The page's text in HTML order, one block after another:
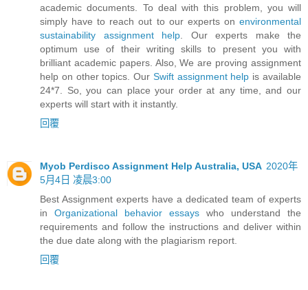
academic documents. To deal with this problem, you will
simply have to reach out to our experts on environmental
sustainability assignment help . Our experts make the
optimum use of their writing skills to present you with
brilliant academic papers. Also, We are proving assignment
help on other topics. Our Swift assignment help is available
24*7. So, you can place your order at any time, and our
experts will start with it instantly.
回覆
Myob Perdisco Assignment Help Australia, USA 2020年
5月4日 凌晨3:00
Best Assignment experts have a dedicated team of experts
in Organizational behavior essays who understand the
requirements and follow the instructions and deliver within
the due date along with the plagiarism report.
回覆